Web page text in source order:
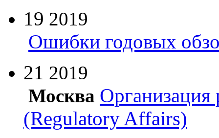
19 2019
Ошибки годовых
21 2019
Москва Организация
(Regulatory Affairs)